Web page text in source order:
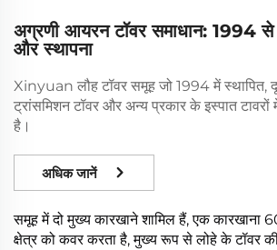
अग्रणी आयरन टॉवर समाधान: 1994 से
और स्थापना
Xinyuan लौह टॉवर समूह जो 1994 में स्थापित,
ट्रांसमिशन टॉवर और अन्य प्रकार के इस्पात टावरों
है।
अधिक जानें
समूह में दो मुख्य कारखाने शामिल हैं, एक कारखाना
क्षेत्र को कवर करता है, मुख्य रूप से लोहे के टॉवर की